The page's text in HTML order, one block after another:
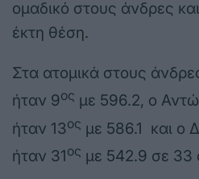
ομαδικό στους άνδρες
έκτη θέση.
Στα ατομικά στους
ήταν 9ος με 596.2, ο
ήταν 13ος με 586.1 και ο
ήταν 31ος με 542.9 σε 33